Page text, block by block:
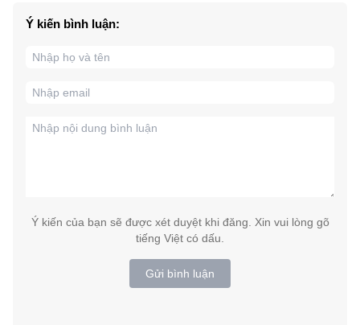
Ý kiến bình luận:
Ý kiến của bạn sẽ được xét duyệt khi đăng. Xin vui lòng gõ
tiếng Việt có dấu.
Gửi bình luận